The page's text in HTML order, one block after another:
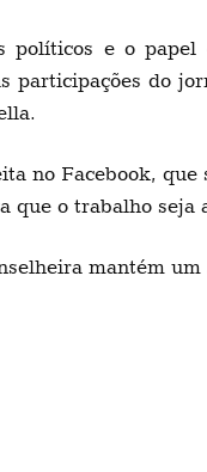
políticos e o
participações do
no Facebook,
que o trabalho
mantém